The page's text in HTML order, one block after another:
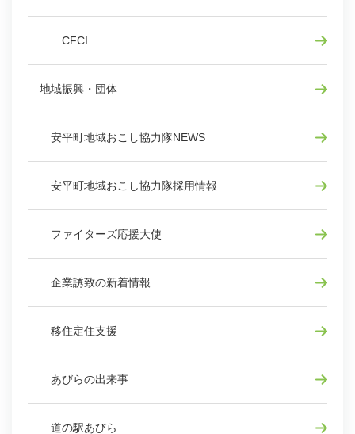
CFCI
地域振興・団体
安平町地域おこし協力隊NEWS
安平町地域おこし協力隊採用情報
ファイターズ応援大使
企業誘致の新着情報
移住定住支援
あびらの出来事
道の駅あびら